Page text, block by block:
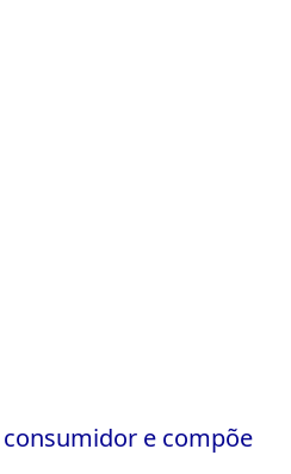
e compõe